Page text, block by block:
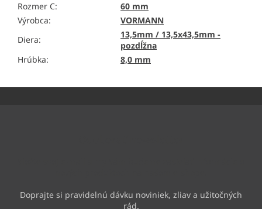
Rozmer C:
60 mm
Výrobca:
VORMANN
Diera:
13,5mm / 13,5x43,5mm -
pozdĺžna
Hrúbka: 8,0 mm